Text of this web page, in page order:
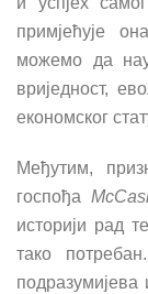
примјећује
можемо да
вриједност,
економског
Међутим,
госпођа
историји рад
тако потребан.
подразумијева